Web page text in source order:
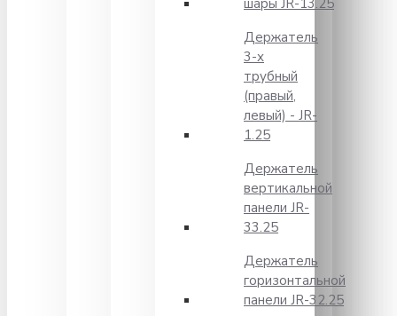
шары JR-13.25
Держатель
3-х
трубный
(правый,
левый) - JR-
1.25
Держатель
вертикальной
панели JR-
33.25
Держатель
горизонтальной
панели JR-32.25